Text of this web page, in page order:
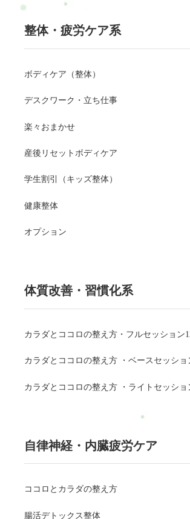
整体・疲労ケア系
ボディケア（整体）
デスクワーク・立ち仕事
楽々おまかせ
産後リセットボディケア
学生割引（キッズ整体）
健康整体
オプション
体質改善・習慣化系
カラダとココロの整え方・フルセッション
カラダとココロの整え方 ・ベースセッショ
カラダとココロの整え方 ・ライトセッショ
自律神経・内臓疲労ケア
ココロとカラダの整え方
腸活デトックス整体